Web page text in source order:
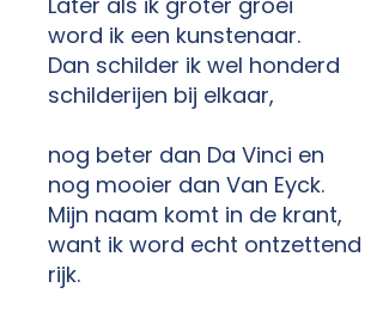
word ik een kunstenaar.
Dan schilder ik wel honderd
schilderijen bij elkaar,
nog beter dan Da Vinci en
nog mooier dan Van Eyck.
Mijn naam komt in de krant,
want ik word echt ontzettend
rijk.